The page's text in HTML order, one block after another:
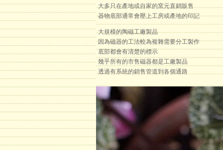
大多只在產地或自家的窯元直銷販售
器物底部通常會壓上工房或產地的印記
大規模的陶磁工廠製品
因為磁器的工法較為複雜需要分工製作
底部都會有清楚的標示
幾乎所有的市售磁器都是工廠製品
透過有系統的銷售管道到各個通路